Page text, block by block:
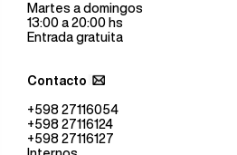
Martes a domingos
13:00 a 20:00 hs
Entrada gratuita
Contacto
+598 27116054
+598 27116124
+598 27116127